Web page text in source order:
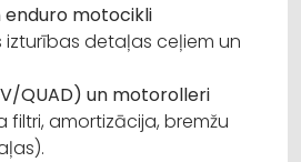
motocikli
detaļas ceļiem un
QUAD) un motorolleri
filtri, amortizācija, bremžu